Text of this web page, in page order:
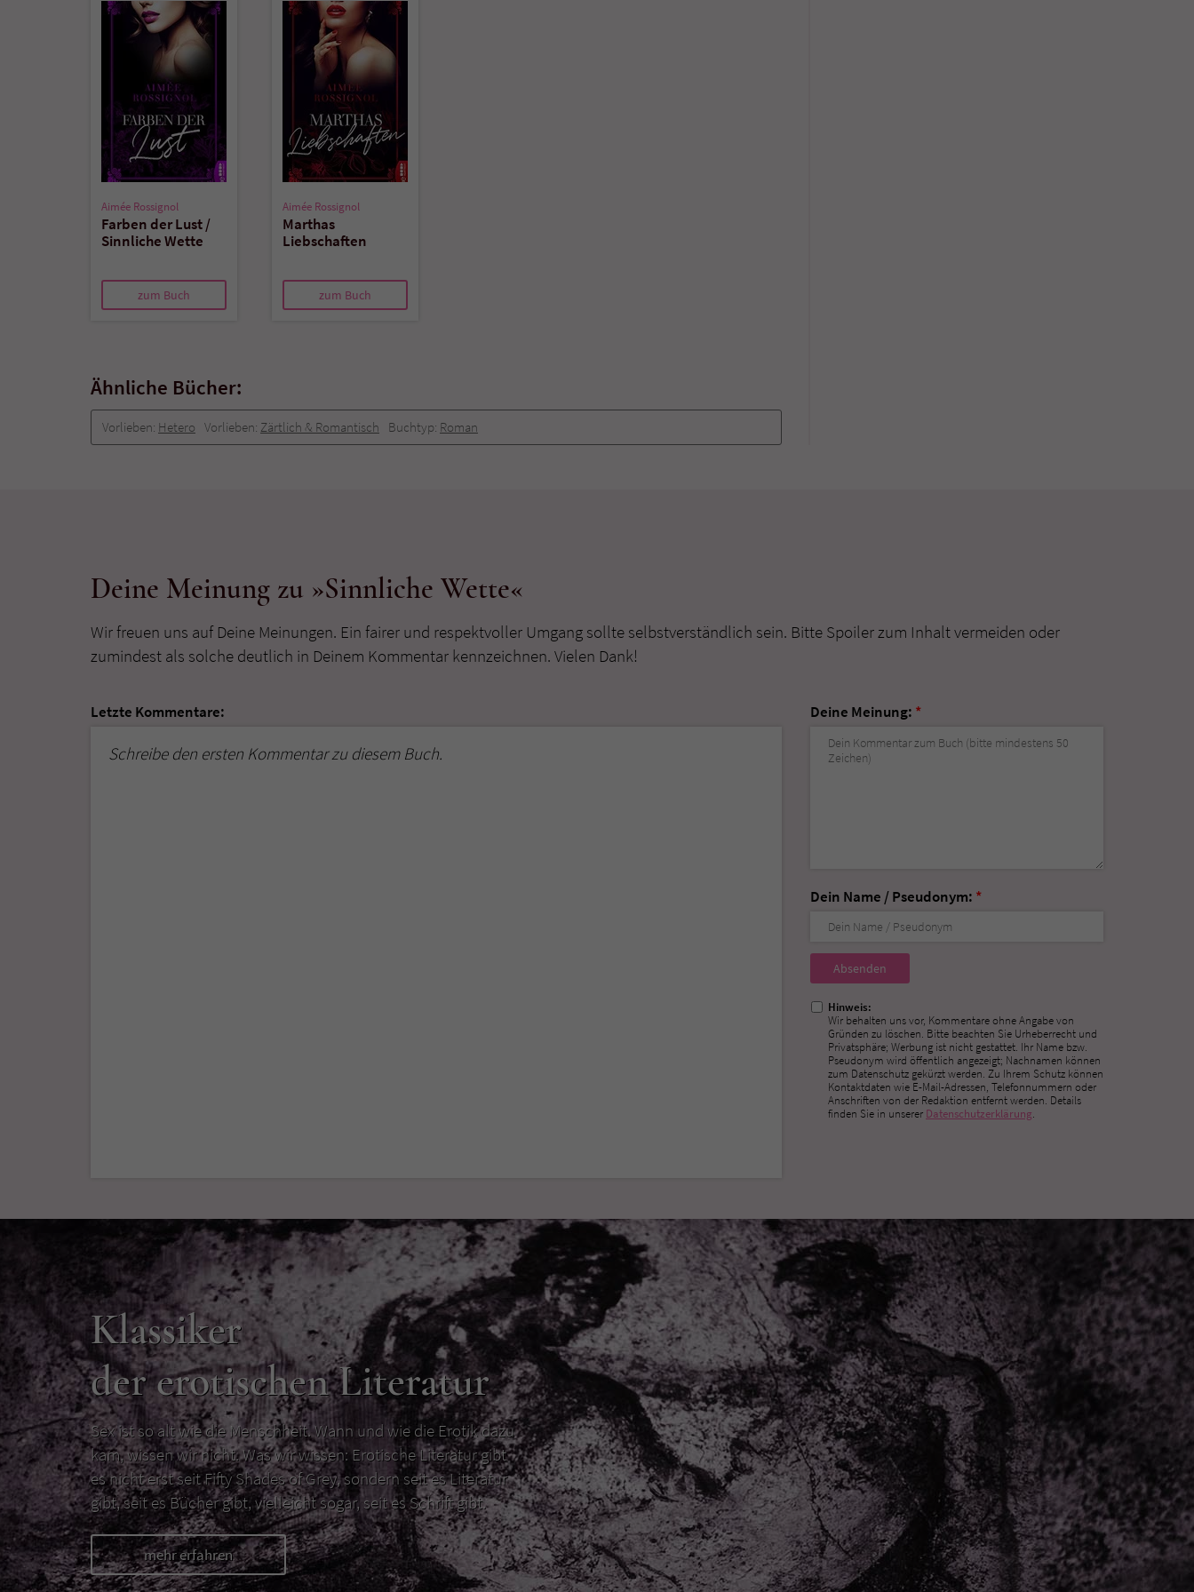
Aimée Rossignol
Farben der Lust /
Sinnliche Wette
zum Buch
Aimée Rossignol
Marthas
Liebschaften
zum Buch
Ähnliche Bücher:
Vorlieben: Hetero Vorlieben: Zärtlich & Romantisch Buchtyp: Roman
Deine Meinung zu »Sinnliche Wette«
Wir freuen uns auf Deine Meinungen. Ein fairer und respektvoller Umgang sollte selbstverständlich sein. Bitte Spoiler zum Inhalt vermeiden oder
zumindest als solche deutlich in Deinem Kommentar kennzeichnen. Vielen Dank!
Letzte Kommentare:
Schreibe den ersten Kommentar zu diesem Buch.
Deine Meinung: *
Dein Name / Pseudonym: *
Nicht
ausfüllen!
Hinweis:
Wir behalten uns vor, Kommentare ohne Angabe von
Gründen zu löschen. Bitte beachten Sie Urheberrecht und
Privatsphäre; Werbung ist nicht gestattet. Ihr Name bzw.
Pseudonym wird öffentlich angezeigt; Nachnamen können
zum Datenschutz gekürzt werden. Zu Ihrem Schutz können
Kontaktdaten wie E-Mail-Adressen, Telefonnummern oder
Anschriften von der Redaktion entfernt werden. Details
finden Sie in unserer Datenschutzerklärung.
Klassiker
der erotischen Literatur
Sex ist so alt wie die Menschheit. Wann und wie die Erotik dazu
kam, wissen wir nicht. Was wir wissen: Erotische Literatur gibt
es nicht erst seit Fifty Shades of Grey, sondern seit es Literatur
gibt, seit es Bücher gibt, vielleicht sogar, seit es Schrift gibt.
mehr erfahren